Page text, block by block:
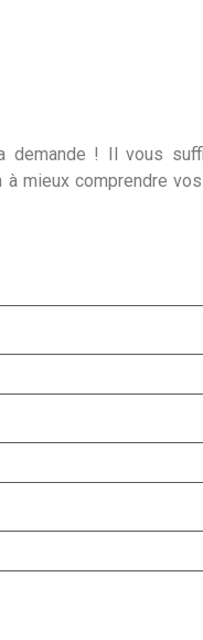
demande ! Il vous
mieux comprendre